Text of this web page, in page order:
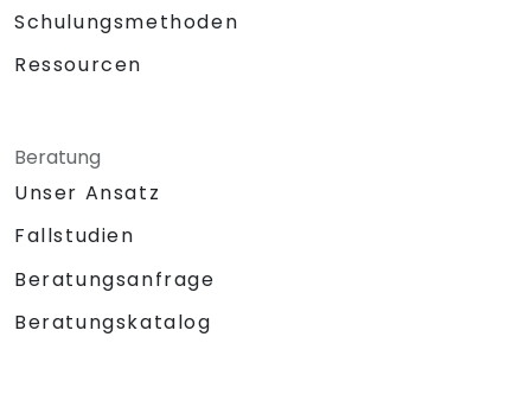
Schulungsmethoden
Ressourcen
Beratung
Unser Ansatz
Fallstudien
Beratungsanfrage
Beratungskatalog